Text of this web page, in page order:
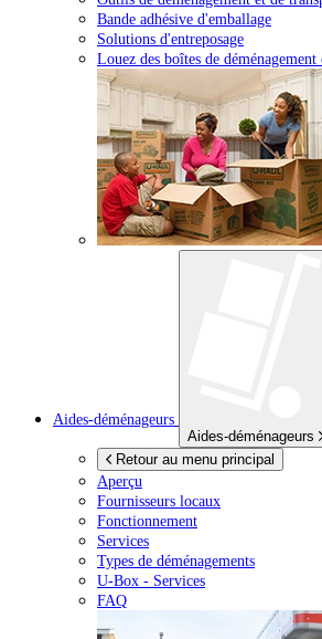
Bande adhésive d'emballage
Solutions d'entreposage
Louez des boîtes de déménagement
Aides-déménageurs
Aides-déménageurs
Retour au menu principal
Aperçu
Fournisseurs locaux
Fonctionnement
Services
Types de déménagements
U-Box - Services
FAQ